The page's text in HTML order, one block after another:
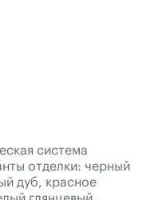
система
отделки: черный
дуб, красное